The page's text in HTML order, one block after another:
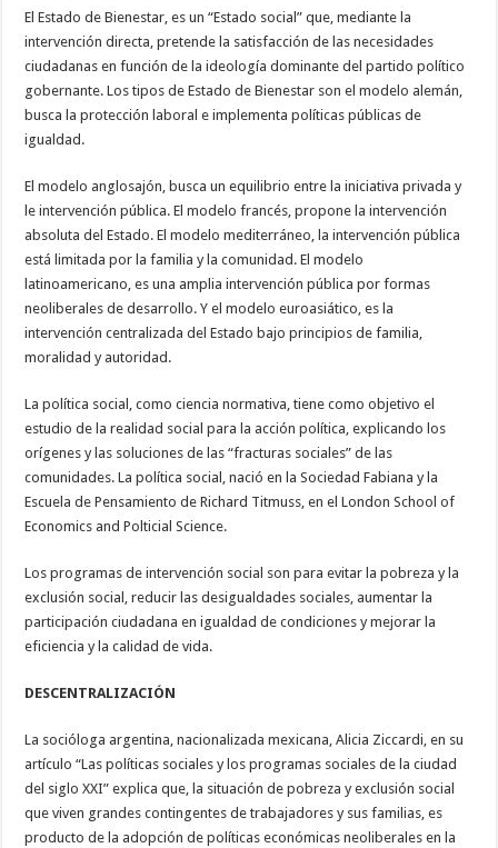
El Estado de Bienestar, es un “Estado social” que, mediante la
intervención directa, pretende la satisfacción de las necesidades
ciudadanas en función de la ideología dominante del partido político
gobernante. Los tipos de Estado de Bienestar son el modelo alemán,
busca la protección laboral e implementa políticas públicas de
igualdad.
El modelo anglosajón, busca un equilibrio entre la iniciativa privada y
le intervención pública. El modelo francés, propone la intervención
absoluta del Estado. El modelo mediterráneo, la intervención pública
está limitada por la familia y la comunidad. El modelo
latinoamericano, es una amplia intervención pública por formas
neoliberales de desarrollo. Y el modelo euroasiático, es la
intervención centralizada del Estado bajo principios de familia,
moralidad y autoridad.
La política social, como ciencia normativa, tiene como objetivo el
estudio de la realidad social para la acción política, explicando los
orígenes y las soluciones de las “fracturas sociales” de las
comunidades. La política social, nació en la Sociedad Fabiana y la
Escuela de Pensamiento de Richard Titmuss, en el London School of
Economics and Polticial Science.
Los programas de intervención social son para evitar la pobreza y la
exclusión social, reducir las desigualdades sociales, aumentar la
participación ciudadana en igualdad de condiciones y mejorar la
eficiencia y la calidad de vida.
DESCENTRALIZACIÓN
La socióloga argentina, nacionalizada mexicana, Alicia Ziccardi, en su
artículo “Las políticas sociales y los programas sociales de la ciudad
del siglo XXI” explica que, la situación de pobreza y exclusión social
que viven grandes contingentes de trabajadores y sus familias, es
producto de la adopción de políticas económicas neoliberales en la